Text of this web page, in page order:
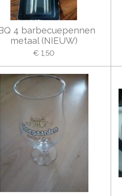
4 barbecuepennen
metaal (NIEUW)
€ 1,50